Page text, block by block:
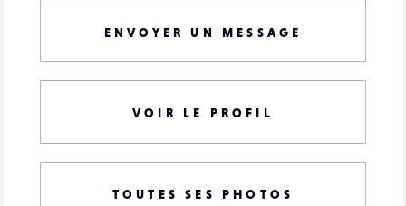
ENVOYER UN MESSAGE
VOIR LE PROFIL
TOUTES SES PHOTOS